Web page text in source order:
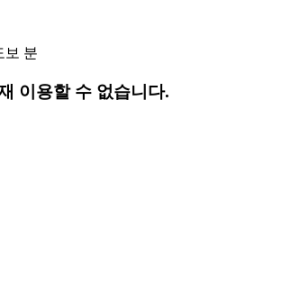
보 분
이용할 수 없습니다.